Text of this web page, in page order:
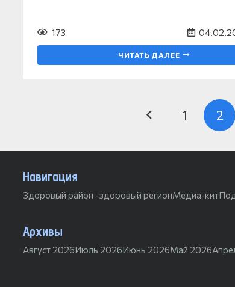
173
ЧИТАТЬ ДАЛЕЕ
1 2
Навигация
Здоровый район -здоровый регионМедиа-кит
Архивы
Август 2026Июль 2026Июнь 2026Май 2026